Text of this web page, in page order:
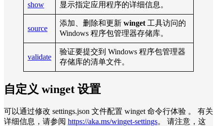
show 显示指定应用程序的详细信息。
source
添加、删除和更新 winget 工具访问的
Windows 程序包管理器存储库。
validate
验证要提交到 Windows 程序包管理器
存储库的清单文件。
自定义 winget 设置
可以通过修改 settings.json 文件配置 winget 命令行体验 。 有关
详细信息，请参阅 https://aka.ms/winget-settings。 请注意，这